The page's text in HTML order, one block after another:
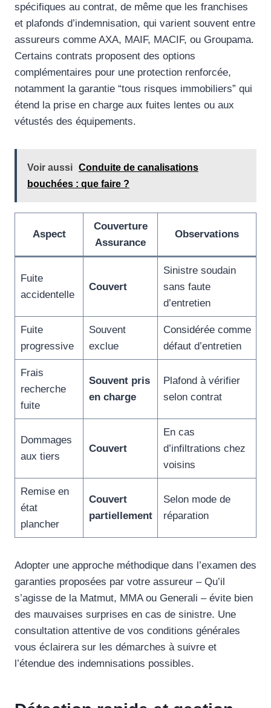
spécifiques au contrat, de même que les franchises
et plafonds d’indemnisation, qui varient souvent entre
assureurs comme AXA, MAIF, MACIF, ou Groupama.
Certains contrats proposent des options
complémentaires pour une protection renforcée,
notamment la garantie “tous risques immobiliers” qui
étend la prise en charge aux fuites lentes ou aux
vétustés des équipements.
Voir aussi Conduite de canalisations
bouchées : que faire ?
Aspect
Couverture
Assurance
Observations
Fuite
accidentelle
Couvert
Sinistre soudain
sans faute
d’entretien
Fuite
progressive
Souvent
exclue
Considérée comme
défaut d’entretien
Frais
recherche
fuite
Souvent pris
en charge
Plafond à vérifier
selon contrat
Dommages
aux tiers
Couvert
En cas
d’infiltrations chez
voisins
Remise en
état
plancher
Couvert
partiellement
Selon mode de
réparation
Adopter une approche méthodique dans l’examen des
garanties proposées par votre assureur – Qu’il
s’agisse de la Matmut, MMA ou Generali – évite bien
des mauvaises surprises en cas de sinistre. Une
consultation attentive de vos conditions générales
vous éclairera sur les démarches à suivre et
l’étendue des indemnisations possibles.